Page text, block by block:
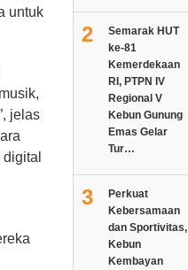
untuk
jelas
2
Semarak HUT
ke-81
Kemerdekaan
RI, PTPN IV
Regional V
Kebun Gunung
Emas Gelar
Tur…
3
Perkuat
Kebersamaan
dan Sportivitas,
Kebun
Kembayan